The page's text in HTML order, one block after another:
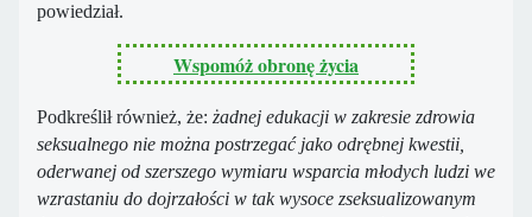
powiedział.
Wspomóż obronę życia
Podkreślił również, że: żadnej edukacji w zakresie zdrowia
seksualnego nie można postrzegać jako odrębnej kwestii,
oderwanej od szerszego wymiaru wsparcia młodych ludzi we
wzrastaniu do dojrzałości w tak wysoce zseksualizowanym